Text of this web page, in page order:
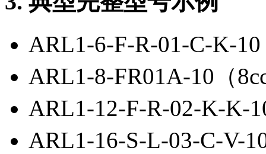
ARL1-6-F-R-01-C-K-
ARL1-8-FR01A-10（
ARL1-12-F-R-02-K-K-
ARL1-16-S-L-03-C-V-